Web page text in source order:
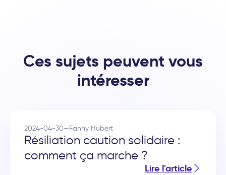
Ces sujets peuvent vous
intéresser
2024-04-30—Fanny Hubert
Résiliation caution solidaire :
comment ça marche ?
Lire l'article